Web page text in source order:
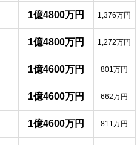
1億4800万円 1,376万円
1億4800万円 1,272万円
1億4600万円 801万円
1億4600万円 662万円
1億4600万円 811万円